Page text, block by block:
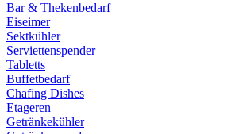
Bar & Thekenbedarf
Eiseimer
Sektkühler
Serviettenspender
Tabletts
Buffetbedarf
Chafing Dishes
Etageren
Getränkekühler